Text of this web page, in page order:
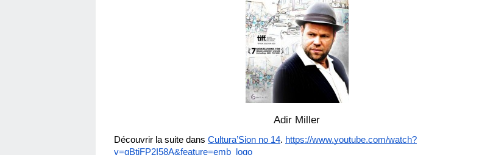
Adir Miller
Découvrir la suite dans Cultura’Sion no 14. https://www.youtube.com/watch?
v=qBtjFP2I58A&feature=emb_logo